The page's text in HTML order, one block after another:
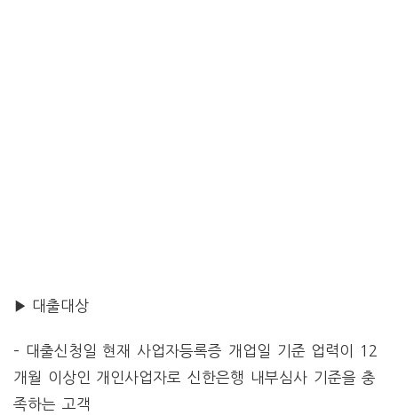
▶ 대출대상
– 대출신청일 현재 사업자등록증 개업일 기준 업력이 12
개월 이상인 개인사업자로 신한은행 내부심사 기준을 충
족하는 고객